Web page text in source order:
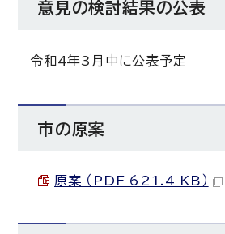
意見の検討結果の公表
令和4年3月中に公表予定
市の原案
原案 （PDF 621.4 KB）